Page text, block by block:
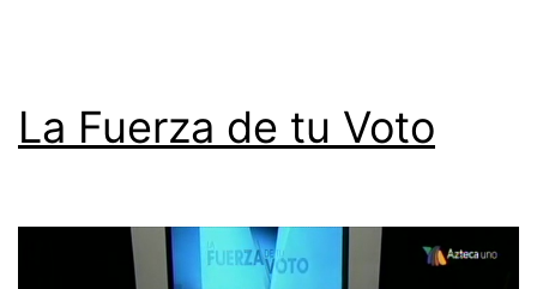
La Fuerza de tu Voto